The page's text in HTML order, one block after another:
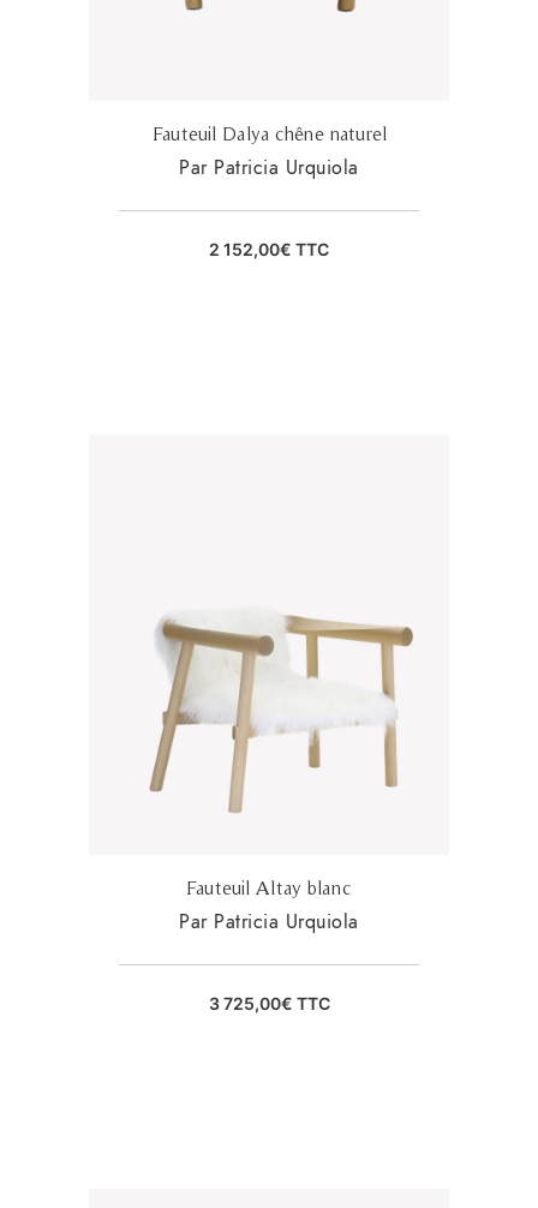
Fauteuil Dalya chêne naturel
Par Patricia Urquiola
2 152,00€ TTC
Fauteuil Altay blanc
Par Patricia Urquiola
3 725,00€ TTC